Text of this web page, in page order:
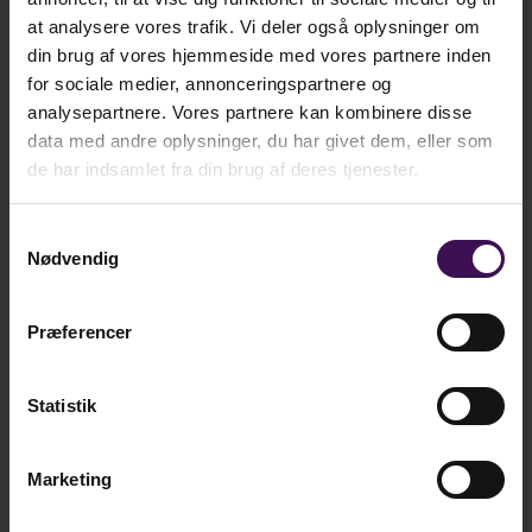
at analysere vores trafik. Vi deler også oplysninger om
din brug af vores hjemmeside med vores partnere inden
for sociale medier, annonceringspartnere og
analysepartnere. Vores partnere kan kombinere disse
data med andre oplysninger, du har givet dem, eller som
de har indsamlet fra din brug af deres tjenester.
Nødvendig
Præferencer
Statistik
Marketing
• støtte til evaluering og udvikling af jeres
måltidspædagogiske praksis.
Bogen kan bruges i den daglige praksis, på
personalemøder og i pædagogisk planlægning –
og giver jer et fælles sprog for arbejdet med
trivsels- og dannelsesopgave.
kr.190,00
ekskl. moms
237,50
inkl. moms